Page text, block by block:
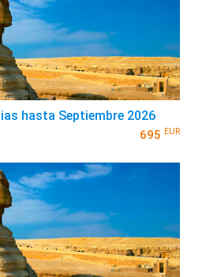
hasta Septiembre 2026
695 EUR